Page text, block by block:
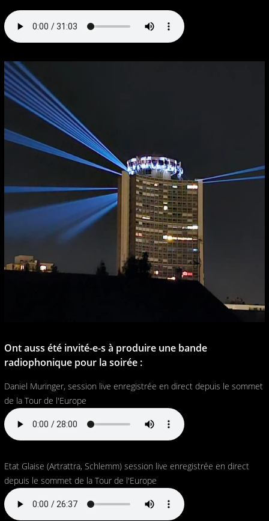
Ont auss été invité-e-s à produire une bande
radiophonique pour la soirée :
Daniel Muringer, session live enregistrée en direct depuis le sommet
de la Tour de l'Europe
Etat Glaise (Artrattra, Schlemm) session live enregistrée en direct
depuis le sommet de la Tour de l'Europe